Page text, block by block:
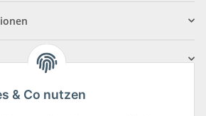
& Co nutzen